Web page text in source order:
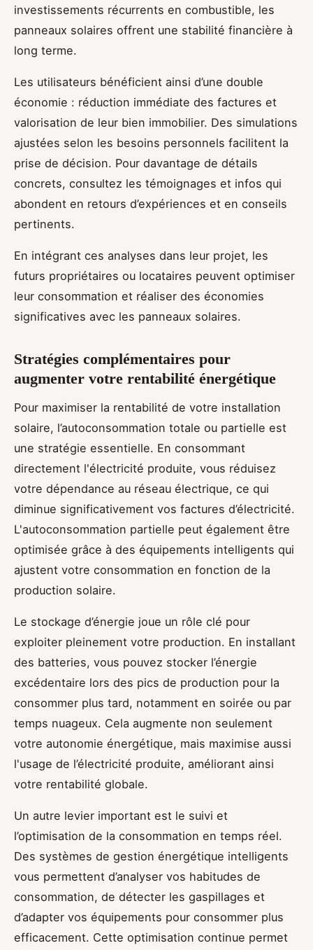
investissements récurrents en combustible, les
panneaux solaires offrent une stabilité financière à
long terme.
Les utilisateurs bénéficient ainsi d’une double
économie : réduction immédiate des factures et
valorisation de leur bien immobilier. Des simulations
ajustées selon les besoins personnels facilitent la
prise de décision. Pour davantage de détails
concrets, consultez les témoignages et infos qui
abondent en retours d’expériences et en conseils
pertinents.
En intégrant ces analyses dans leur projet, les
futurs propriétaires ou locataires peuvent optimiser
leur consommation et réaliser des économies
significatives avec les panneaux solaires.
Stratégies complémentaires pour
augmenter votre rentabilité énergétique
Pour maximiser la rentabilité de votre installation
solaire, l’autoconsommation totale ou partielle est
une stratégie essentielle. En consommant
directement l'électricité produite, vous réduisez
votre dépendance au réseau électrique, ce qui
diminue significativement vos factures d’électricité.
L'autoconsommation partielle peut également être
optimisée grâce à des équipements intelligents qui
ajustent votre consommation en fonction de la
production solaire.
Le stockage d’énergie joue un rôle clé pour
exploiter pleinement votre production. En installant
des batteries, vous pouvez stocker l’énergie
excédentaire lors des pics de production pour la
consommer plus tard, notamment en soirée ou par
temps nuageux. Cela augmente non seulement
votre autonomie énergétique, mais maximise aussi
l'usage de l’électricité produite, améliorant ainsi
votre rentabilité globale.
Un autre levier important est le suivi et
l’optimisation de la consommation en temps réel.
Des systèmes de gestion énergétique intelligents
vous permettent d’analyser vos habitudes de
consommation, de détecter les gaspillages et
d’adapter vos équipements pour consommer plus
efficacement. Cette optimisation continue permet